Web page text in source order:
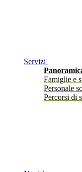
Servizi
Famiglie e
Personale
Percorsi di